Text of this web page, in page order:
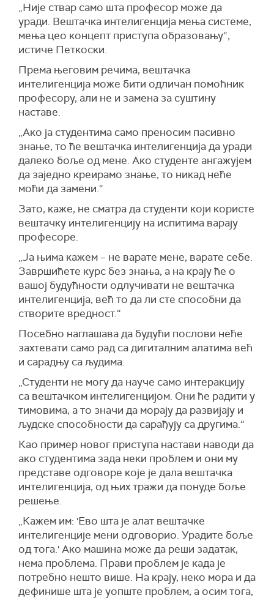
„Није ствар само шта професор може да
уради. Вештачка интелигенција мења системе,
мења цео концепт приступа образовању“,
истиче Петкоски.
Према његовим речима, вештачка
интелигенција може бити одличан помоћник
професору, али не и замена за суштину
наставе.
„Ако ја студентима само преносим пасивно
знање, то ће вештачка интелигенција да уради
далеко боље од мене. Ако студенте ангажујем
да заједно креирамо знање, то никад неће
моћи да замени.“
Зато, каже, не сматра да студенти који користе
вештачку интелигенцију на испитима варају
професоре.
„Ја њима кажем – не варате мене, варате себе.
Завршићете курс без знања, а на крају ће о
вашој будућности одлучивати не вештачка
интелигенција, већ то да ли сте способни да
створите вредност.“
Посебно наглашава да будући послови неће
захтевати само рад са дигиталним алатима већ
и сарадњу са људима.
„Студенти не могу да науче само интеракцију
са вештачком интелигенцијом. Они ће радити у
тимовима, а то значи да морају да развијају и
људске способности да сарађују са другима.“
Као пример новог приступа настави наводи да
ако студентима зада неки проблем и они му
представе одговоре које је дала вештачка
интелигенција, од њих тражи да понуде боље
решење.
„Кажем им: 'Ево шта је алат вештачке
интелигенције мени одговорио. Урадите боље
од тога.' Ако машина може да реши задатак,
нема проблема. Прави проблем је када је
потребно нешто више. На крају, неко мора и да
дефинише шта је уопште проблем, а осим тога,